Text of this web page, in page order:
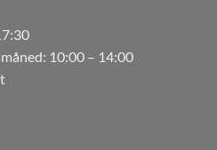
10:00 – 14:00